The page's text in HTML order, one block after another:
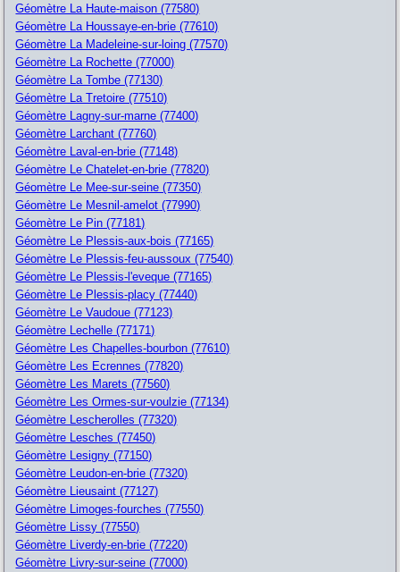
Géomètre La Haute-maison (77580)
Géomètre La Houssaye-en-brie (77610)
Géomètre La Madeleine-sur-loing (77570)
Géomètre La Rochette (77000)
Géomètre La Tombe (77130)
Géomètre La Tretoire (77510)
Géomètre Lagny-sur-marne (77400)
Géomètre Larchant (77760)
Géomètre Laval-en-brie (77148)
Géomètre Le Chatelet-en-brie (77820)
Géomètre Le Mee-sur-seine (77350)
Géomètre Le Mesnil-amelot (77990)
Géomètre Le Pin (77181)
Géomètre Le Plessis-aux-bois (77165)
Géomètre Le Plessis-feu-aussoux (77540)
Géomètre Le Plessis-l'eveque (77165)
Géomètre Le Plessis-placy (77440)
Géomètre Le Vaudoue (77123)
Géomètre Lechelle (77171)
Géomètre Les Chapelles-bourbon (77610)
Géomètre Les Ecrennes (77820)
Géomètre Les Marets (77560)
Géomètre Les Ormes-sur-voulzie (77134)
Géomètre Lescherolles (77320)
Géomètre Lesches (77450)
Géomètre Lesigny (77150)
Géomètre Leudon-en-brie (77320)
Géomètre Lieusaint (77127)
Géomètre Limoges-fourches (77550)
Géomètre Lissy (77550)
Géomètre Liverdy-en-brie (77220)
Géomètre Livry-sur-seine (77000)